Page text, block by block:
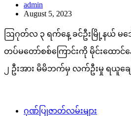
admin
August 5, 2023
ဩဂုတ်လ ၃ ရက်နေ့ ခင်ဦးမြို့နယ် မဒေ
တပ်မတော်စစ်ကြောင်းကို မိုင်းထောင်
၂ ဦးအား မိမိဘက်မှ လက်ဦးမှု ရယူချေ
ဂုဏ်ပြုဇာတ်လမ်းများ